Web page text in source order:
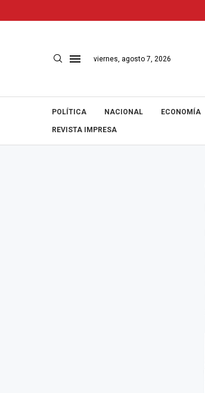
viernes, agosto 7, 2026
POLÍTICA NACIONAL ECONOMÍA
REVISTA IMPRESA